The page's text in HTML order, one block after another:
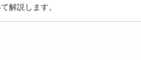
解説します。